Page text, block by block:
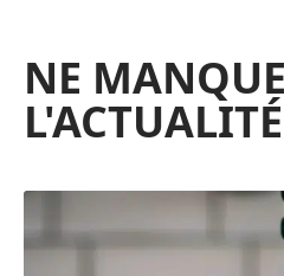
NE
L'ACTUALITÉ